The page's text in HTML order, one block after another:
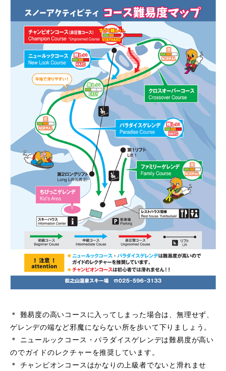
＊ 難易度の高いコースに入ってしまった場合は、無理せず、
ゲレンデの端など邪魔にならない所を歩いて下りましょう。
＊ ニュールックコース・パラダイスゲレンデは難易度が高い
のでガイドのレクチャーを推奨しています。
＊ チャンピオンコースはかなりの上級者でないと滑れませ